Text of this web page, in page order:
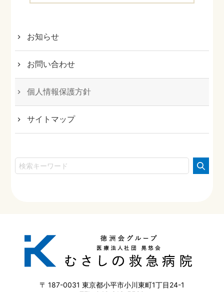
お知らせ
お問い合わせ
個人情報保護方針
サイトマップ
187-0031 東京都小平市小川東町1丁目24-1